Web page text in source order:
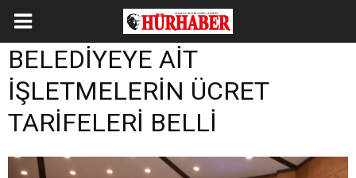
BELEDİYEYE AİT
İŞLETMELERİN ÜCRET
TARİFELERİ BELLİ